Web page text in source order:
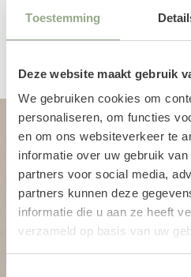
Toestemming
Deze website maakt gebruik
We gebruiken cookies om
personaliseren, om functies
en om ons websiteverkeer te
informatie over uw gebruik
partners voor social media,
partners kunnen deze
informatie die u aan ze heeft
verzameld op basis van uw
Een productbeoordeling